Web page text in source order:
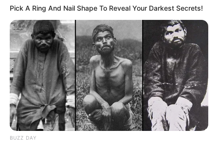
Pick A Ring And Nail Shape To Reveal Your Darkest Secrets!
BUZZ DAY